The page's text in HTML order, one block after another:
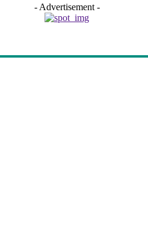
- Advertisement -